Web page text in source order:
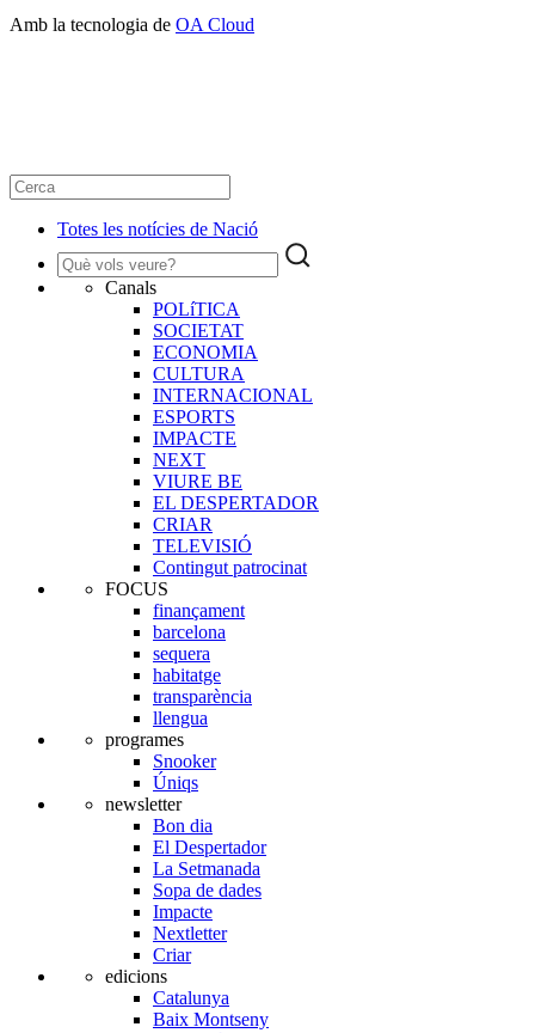
Amb la tecnologia de OA Cloud
Totes les notícies de Nació
Canals
POLíTICA
SOCIETAT
ECONOMIA
CULTURA
INTERNACIONAL
ESPORTS
IMPACTE
NEXT
VIURE BE
EL DESPERTADOR
CRIAR
TELEVISIÓ
Contingut patrocinat
FOCUS
finançament
barcelona
sequera
habitatge
transparència
llengua
programes
Snooker
Úniqs
newsletter
Bon dia
El Despertador
La Setmanada
Sopa de dades
Impacte
Nextletter
Criar
edicions
Catalunya
Baix Montseny